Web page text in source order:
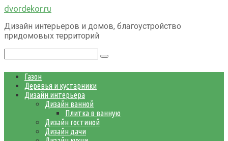
Перейти
контенту
dvordekor.ru
Дизайн интерьеров и домов, благоустройство
придомовых территорий
Газон
Деревья и кустарники
Дизайн интерьера
Дизайн ванной
Плитка в ванную
Дизайн гостиной
Дизайн дачи